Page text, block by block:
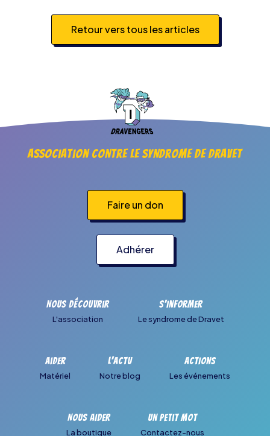
Retour vers tous les articles
Association contre le syndrome de Dravet
Faire un don
Adhérer
Nous découvrir
L'association
S'informer
Le syndrome de Dravet
Aider
Matériel
L'actu
Notre blog
Actions
Les événements
Nous aider
La boutique
Un petit mot
Contactez-nous